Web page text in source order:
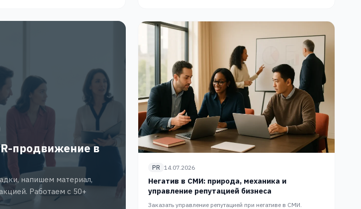
продвижение в
напишем материал,
Работаем с 50+
PR 14.07.2026
Негатив в СМИ: природа, механика и
управление репутацией бизнеса
Заказать управление репутацией при негативе в СМИ.